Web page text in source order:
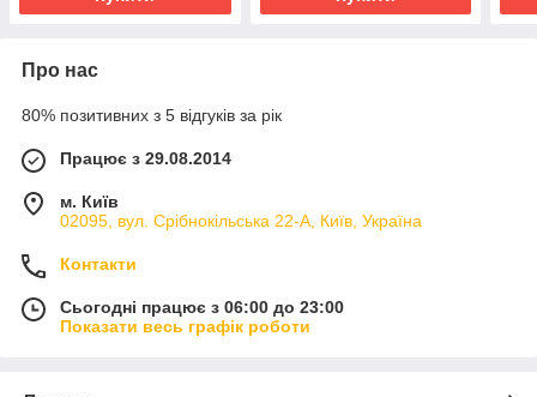
Про нас
80% позитивних з 5 відгуків за рік
Працює з 29.08.2014
м. Київ
02095, вул. Срібнокільська 22-А, Київ, Україна
Контакти
Сьогодні працює з 06:00 до 23:00
Показати весь графік роботи